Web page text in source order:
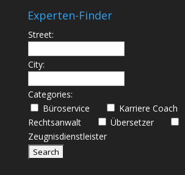
Experten-Finder
Street:
City:
Categories:
Büroservice
Karriere Coach
Rechtsanwalt
Übersetzer
Zeugnisdienstleister